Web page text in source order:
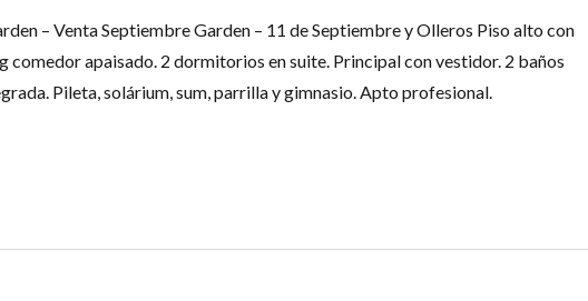
– Venta Septiembre Garden – 11 de Septiembre y Olleros Piso alto con
comedor apaisado. 2 dormitorios en suite. Principal con vestidor. 2 baños
Pileta, solárium, sum, parrilla y gimnasio. Apto profesional.